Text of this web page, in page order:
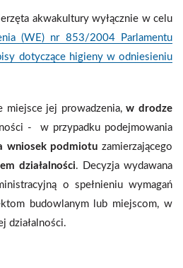
akwakultury wyłącznie w celu
(WE) nr 853/2004 Parlamentu
dotyczące higieny w odniesieniu
miejsce jej prowadzenia,w drodze
- w przypadku podejmowania
wniosek podmiotu zamierzającego
działalności. Decyzja wydawana
o spełnieniu wymagań
budowlanym lub miejscom, w
działalności.